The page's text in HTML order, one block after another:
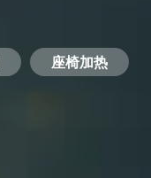
座椅加热
电机驱动
服务器电源
机顶盒
智能交通